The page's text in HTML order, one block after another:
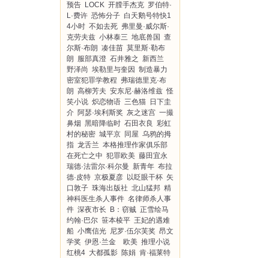
预告 LOCK 开膛手杰克 罗伯特·
L·费许 恐怖分子 白天鹅号特快1
4小时 不如去死 弗里曼·威尔斯·
克劳夫兹 小林泰三 地底兽国 查
尔斯·布朗 凑佳苗 莫里斯·勒布
朗 服部真澄 石井雅之
新西兰
野泽尚 埃勒里与奎因 制造暴力
密室犯罪学教程 弗瑞德里克·布
朗 高柳芳夫 安东尼·赫洛维兹 怪
笑小说 炽恋物语 三色猫 日下圭
介 阿瑟·埃利斯奖 灰之迷宫 一撮
鼻烟 黑暗降临时 石田衣良 彩虹
村的秘密 城平京 同屋 乌鸦的拇
指 龙舌兰 本格推理作家俱乐部
在死亡之中 犯罪欧美 藤田宜永
瑞德·法雷尔·科尔曼 新青年 布拉
德·皮特 京极夏彦 以眨眼干杯 矢
口敦子 珠海出版社 北山猛邦 精
神科医生杀人事件 名律师杀人事
件 深夜市长 B：窃贼 正雪绘马
约翰·巴尔 笹本棱平 王妃的遇难
船 小鹰信光 尼罗·伍尔芙奖 昂文
学奖 伊恩·兰金 欧美 推理小说
红桃4 大都孤影 陈娟 肯·福莱特